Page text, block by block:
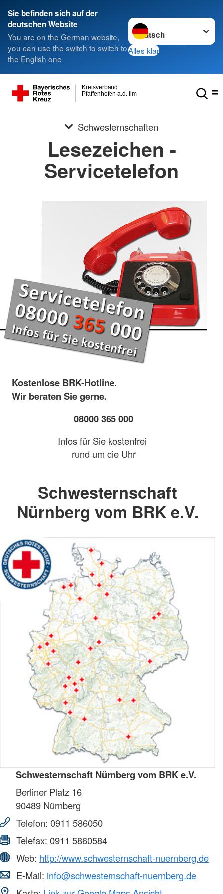
Sie befinden sich auf der
deutschen Website
You are on the German website,
you can use the switch to switch to
the English one
Sprache wechseln zu
Alles klar
Pfaffenhofen a.d. Ilm
Kreisverband
Schwesternschaften
Lesezeichen -
Servicetelefon
Kostenlose BRK-Hotline.
Wir beraten Sie gerne.
08000 365 000
Infos für Sie kostenfrei
rund um die Uhr
Schwesternschaft
Nürnberg vom BRK e.V.
Schwesternschaft Nürnberg vom BRK e.V.
Berliner Platz 16
90489 Nürnberg
Telefon: 0911 586050
Telefax: 0911 5860584
Web: http://www.schwesternschaft-nuernberg.de
E-Mail: info@schwesternschaft-nuernberg.de